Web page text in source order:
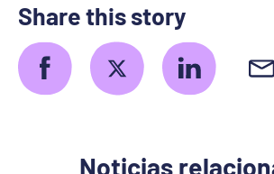
Share this story
Noticias